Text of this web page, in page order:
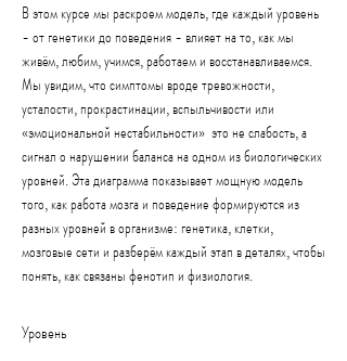
В этом курсе мы раскроем модель, где каждый уровень
- от генетики до поведения - влияет на то, как мы
живём, любим, учимся, работаем и восстанавливаемся.
Мы увидим, что симптомы вроде тревожности,
усталости, прокрастинации, вспыльчивости или
«эмоциональной нестабильности» это не слабость, а
сигнал о нарушении баланса на одном из биологических
уровней. Эта диаграмма показывает мощную модель
того, как работа мозга и поведение формируются из
разных уровней в организме: генетика, клетки,
мозговые сети и разберём каждый этап в деталях, чтобы
понять, как связаны фенотип и физиология.
Уровень